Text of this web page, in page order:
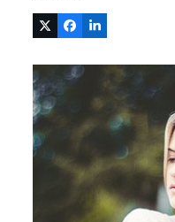
X FacebookLinkedin